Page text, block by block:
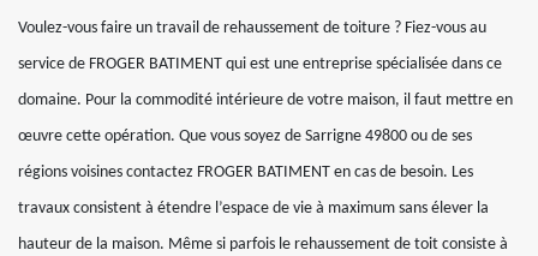
Voulez-vous faire un travail de rehaussement de toiture ? Fiez-vous au
service de FROGER BATIMENT qui est une entreprise spécialisée dans ce
domaine. Pour la commodité intérieure de votre maison, il faut mettre en
œuvre cette opération. Que vous soyez de Sarrigne 49800 ou de ses
régions voisines contactez FROGER BATIMENT en cas de besoin. Les
travaux consistent à étendre l’espace de vie à maximum sans élever la
hauteur de la maison. Même si parfois le rehaussement de toit consiste à